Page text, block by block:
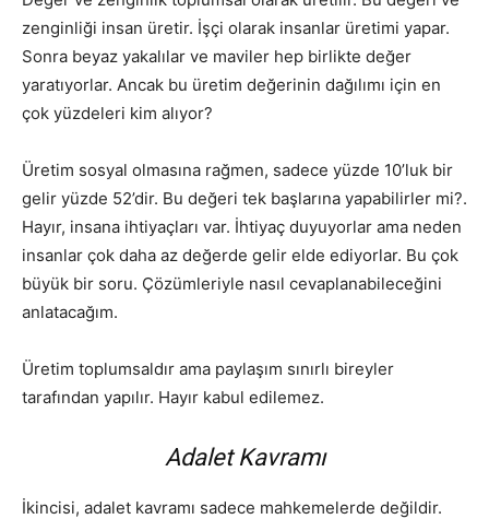
zenginliği insan üretir. İşçi olarak insanlar üretimi yapar.
Sonra beyaz yakalılar ve maviler hep birlikte değer
yaratıyorlar. Ancak bu üretim değerinin dağılımı için en
çok yüzdeleri kim alıyor?
Üretim sosyal olmasına rağmen, sadece yüzde 10’luk bir
gelir yüzde 52’dir. Bu değeri tek başlarına yapabilirler mi?.
Hayır, insana ihtiyaçları var. İhtiyaç duyuyorlar ama neden
insanlar çok daha az değerde gelir elde ediyorlar. Bu çok
büyük bir soru. Çözümleriyle nasıl cevaplanabileceğini
anlatacağım.
Üretim toplumsaldır ama paylaşım sınırlı bireyler
tarafından yapılır. Hayır kabul edilemez.
Adalet Kavramı
İkincisi, adalet kavramı sadece mahkemelerde değildir.